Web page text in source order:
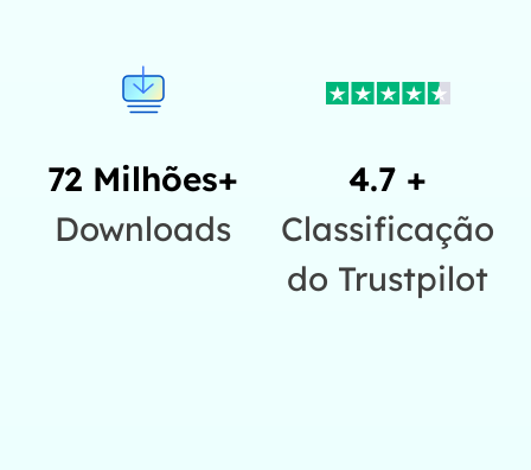
72 Milhões+
Downloads
4.7 +
Classificação
do Trustpilot